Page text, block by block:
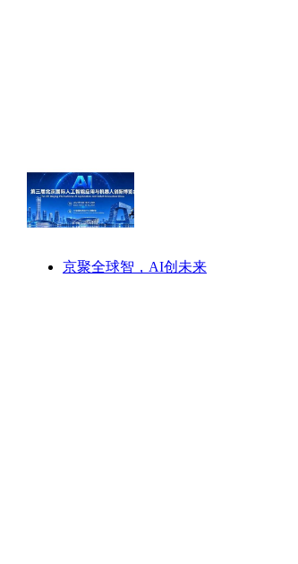
京聚全球智，AI创未来